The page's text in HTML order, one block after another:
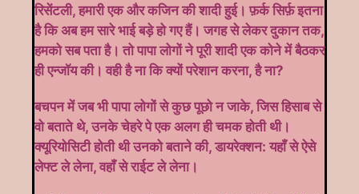
रिसेंटली, हमारी एक और कजिन की शादी हुई। फ़र्क सिर्फ़ इतना
है कि अब हम सारे भाई बड़े हो गए हैं। जगह से लेकर दुकान तक,
हमको सब पता है। तो पापा लोगों ने पूरी शादी एक कोने में बैठकर
ही एन्जॉय की। वही है ना कि क्यों परेशान करना, है ना?
बचपन में जब भी पापा लोगों से कुछ पूछो न जाके, जिस हिसाब से
वो बताते थे, उनके चेहरे पे एक अलग ही चमक होती थी।
क्यूरियोसिटी होती थी उनको बताने की, डायरेक्शन: यहाँ से ऐसे
लेफ्ट ले लेना, वहाँ से राईट ले लेना।